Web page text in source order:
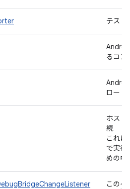
テスト
るコン
ロード
ホス
続
これは
で実行
めの中
このイ